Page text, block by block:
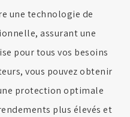
une technologie de
assurant une
pour tous vos besoins
vous pouvez obtenir
protection optimale
plus élevés et